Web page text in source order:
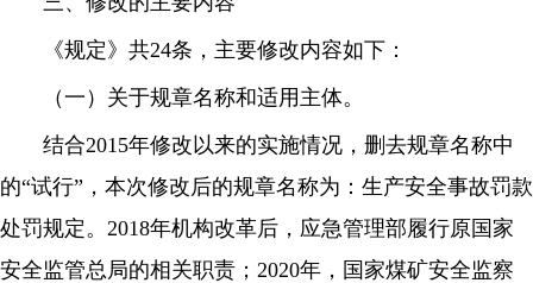
《规定》共24条，主要修改内容如下：
（一）关于规章名称和适用主体。
结合2015年修改以来的实施情况，删去规章名称中
的“试行”，本次修改后的规章名称为：生产安全事故罚款
处罚规定。2018年机构改革后，应急管理部履行原国家
安全监管总局的相关职责；2020年，国家煤矿安全监察